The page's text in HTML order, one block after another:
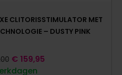
CLITORISSTIMULATOR MET
– DUSTY PINK
€ 159,95